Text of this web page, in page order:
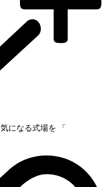
気になる式場を 「